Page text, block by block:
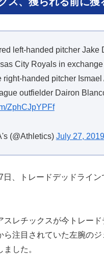
left-handed pitcher Jake
City Royals in exchange
right-handed pitcher Ismael
outfielder Dairon
ZphCJpYPFf
(@Athletics) July 27, 2019
日、トレードデッドライン
スレチックスが今トレー
ら注目されていた左腕のジ
した。